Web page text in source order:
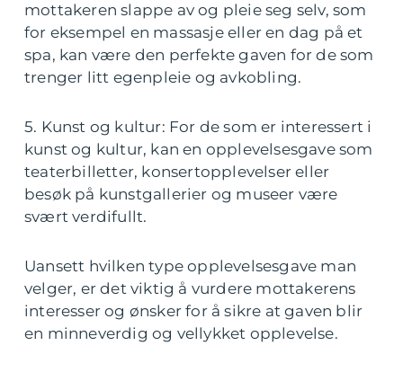
mottakeren slappe av og pleie seg selv, som
for eksempel en massasje eller en dag på et
spa, kan være den perfekte gaven for de som
trenger litt egenpleie og avkobling.
5. Kunst og kultur: For de som er interessert i
kunst og kultur, kan en opplevelsesgave som
teaterbilletter, konsertopplevelser eller
besøk på kunstgallerier og museer være
svært verdifullt.
Uansett hvilken type opplevelsesgave man
velger, er det viktig å vurdere mottakerens
interesser og ønsker for å sikre at gaven blir
en minneverdig og vellykket opplevelse.